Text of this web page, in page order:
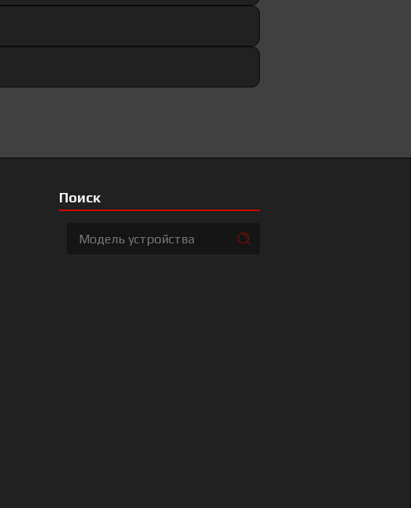
Поиск